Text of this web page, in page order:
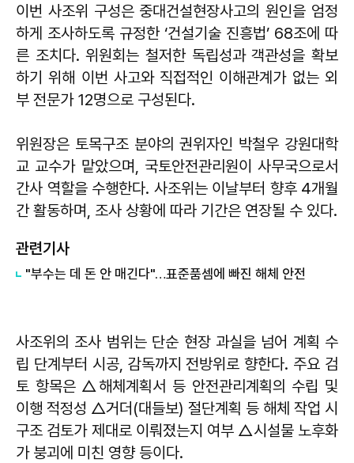
이번 사조위 구성은 중대건설현장사고의 원인을 엄정
하게 조사하도록 규정한 ‘건설기술 진흥법’ 68조에 따
른 조치다. 위원회는 철저한 독립성과 객관성을 확보
하기 위해 이번 사고와 직접적인 이해관계가 없는 외
부 전문가 12명으로 구성된다.
위원장은 토목구조 분야의 권위자인 박철우 강원대학
교 교수가 맡았으며, 국토안전관리원이 사무국으로서
간사 역할을 수행한다. 사조위는 이날부터 향후 4개월
간 활동하며, 조사 상황에 따라 기간은 연장될 수 있다.
관련기사
"부수는 데 돈 안 매긴다"…표준품셈에 빠진 해체 안전
사조위의 조사 범위는 단순 현장 과실을 넘어 계획 수
립 단계부터 시공, 감독까지 전방위로 향한다. 주요 검
토 항목은 △해체계획서 등 안전관리계획의 수립 및
이행 적정성 △거더(대들보) 절단계획 등 해체 작업 시
구조 검토가 제대로 이뤄졌는지 여부 △시설물 노후화
가 붕괴에 미친 영향 등이다.